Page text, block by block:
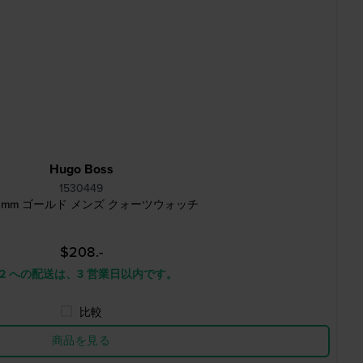
Hugo Boss
1530449
ゴールド メンズ クォーツウォッチ
$208.-
への配送は、3 営業日以内です。
比較
商品を見る